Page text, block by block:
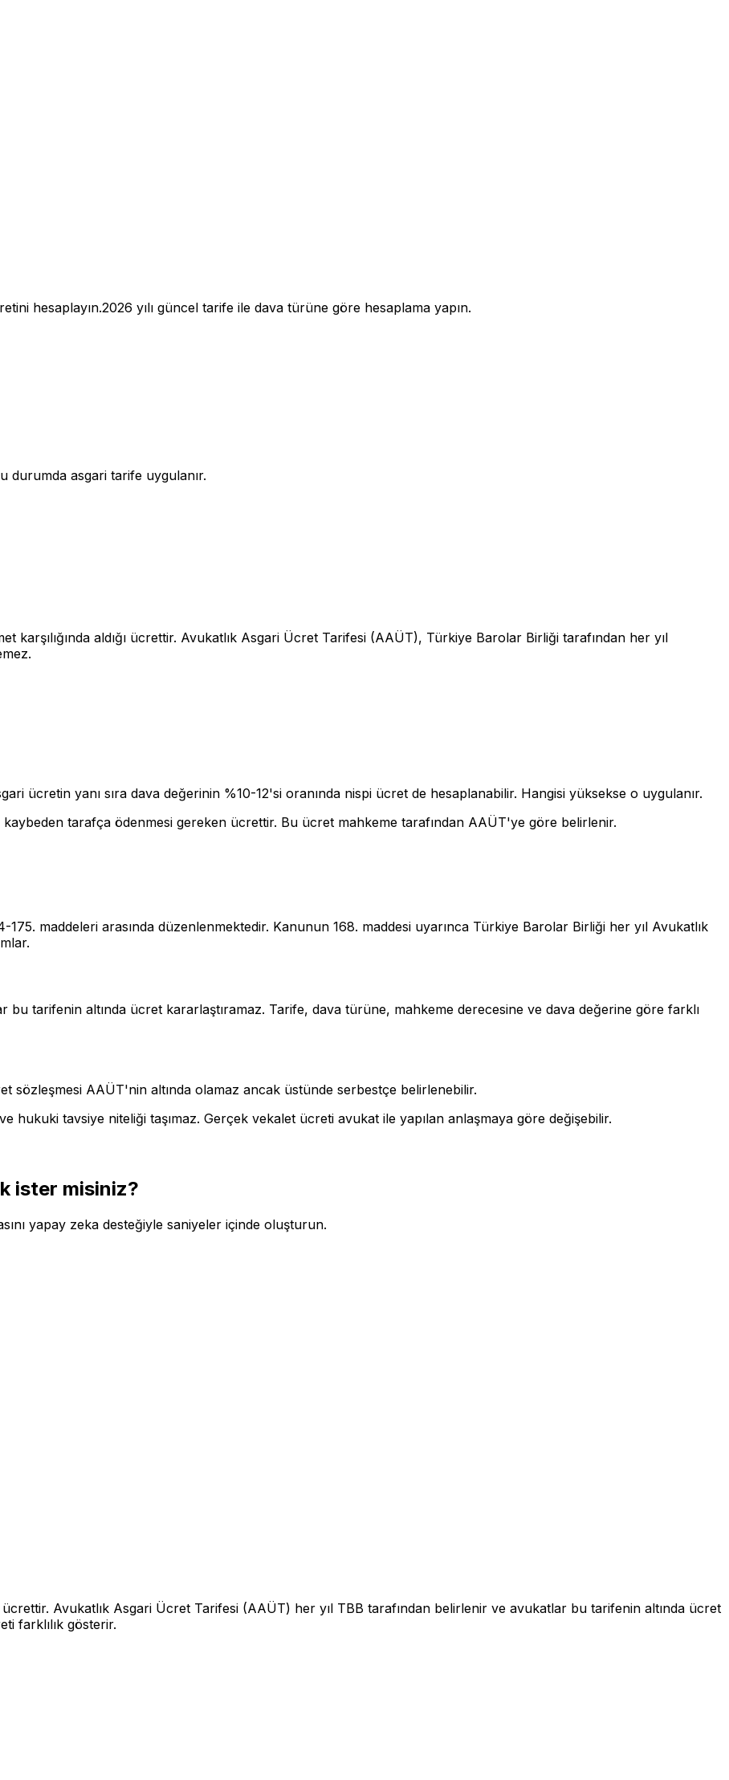
hesaplayın.2026 yılı güncel tarife ile dava türüne göre hesaplama yapın.
durumda asgari tarife uygulanır.
karşılığında aldığı ücrettir. Avukatlık Asgari Ücret Tarifesi (AAÜT), Türkiye Barolar Birliği tarafından her yıl
ücretin yanı sıra dava değerinin %10-12'si oranında nispi ücret de hesaplanabilir. Hangisi yüksekse o uygulanır.
kaybeden tarafça ödenmesi gereken ücrettir. Bu ücret mahkeme tarafından AAÜT'ye göre belirlenir.
175. maddeleri arasında düzenlenmektedir. Kanunun 168. maddesi uyarınca Türkiye Barolar Birliği her yıl Avukatlık
bu tarifenin altında ücret kararlaştıramaz. Tarife, dava türüne, mahkeme derecesine ve dava değerine göre farklı
sözleşmesi AAÜT'nin altında olamaz ancak üstünde serbestçe belirlenebilir.
ve hukuki tavsiye niteliği taşımaz. Gerçek vekalet ücreti avukat ile yapılan anlaşmaya göre değişebilir.
ister misiniz?
yapay zeka desteğiyle saniyeler içinde oluşturun.
ücrettir. Avukatlık Asgari Ücret Tarifesi (AAÜT) her yıl TBB tarafından belirlenir ve avukatlar bu tarifenin altında ücret
farklılık gösterir.